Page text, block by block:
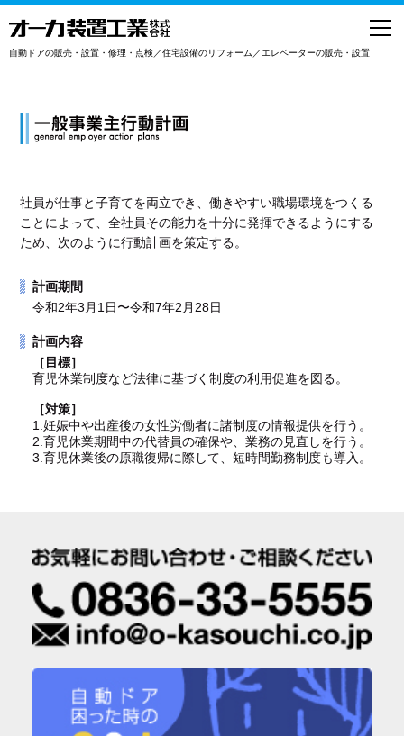
自動ドアの販売・設置・修理・点検／住宅設備のリフォーム／エレベーターの販売・設置
社員が仕事と子育てを両立でき、働きやすい職場環境をつくる
ことによって、全社員その能力を十分に発揮できるようにする
ため、次のように行動計画を策定する。
計画期間
令和2年3月1日〜令和7年2月28日
計画内容
［目標］
育児休業制度など法律に基づく制度の利用促進を図る。
［対策］
1.妊娠中や出産後の女性労働者に諸制度の情報提供を行う。
2.育児休業期間中の代替員の確保や、業務の見直しを行う。
3.育児休業後の原職復帰に際して、短時間勤務制度も導入。